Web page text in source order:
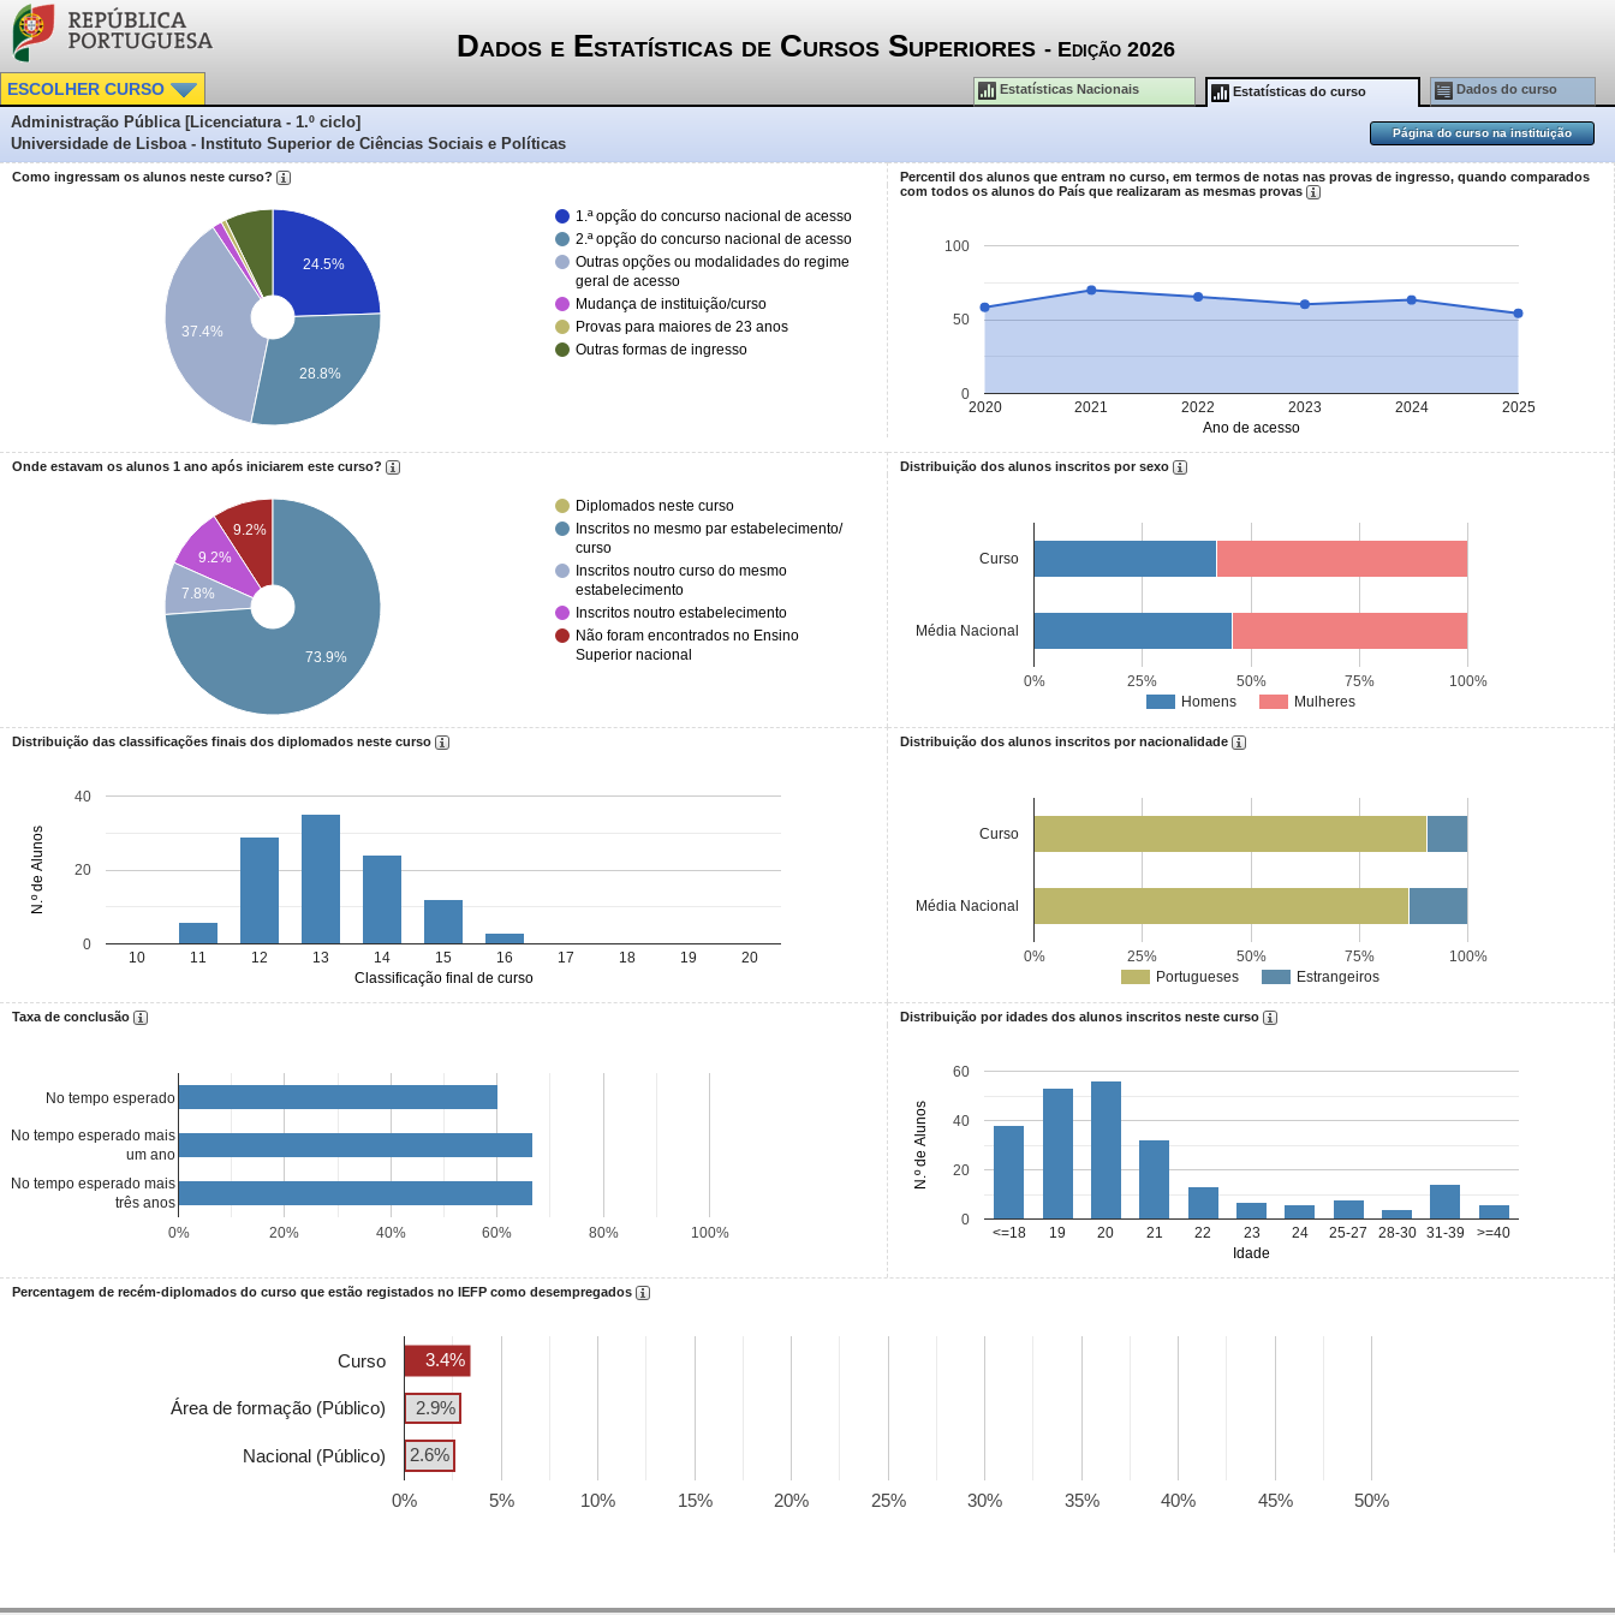
Dados e Estatísticas de Cursos Superiores - Edição 2026
ESCOLHER CURSO Estatísticas Nacionais Estatísticas do curso Dados do curso
Administração Pública [Licenciatura - 1.º ciclo]
Universidade de Lisboa - Instituto Superior de Ciências Sociais e Políticas
Página do curso na instituição
Como ingressam os alunos neste curso?
1.ª opção do concurso nacional de acesso
2.ª opção do concurso nacional de acesso
Outras opções ou modalidades do regime
geral de acesso
Mudança de instituição/curso
Provas para maiores de 23 anos
Outras formas de ingresso
24.5%
37.4%
28.8%
Percentil dos alunos que entram no curso, em termos de notas nas provas de ingresso, quando comparados
com todos os alunos do País que realizaram as mesmas provas
2020 2021 2022 2023 2024 2025
0
50
100
Ano de acesso
Onde estavam os alunos 1 ano após iniciarem este curso?
Diplomados neste curso
Inscritos no mesmo par estabelecimento/
curso
Inscritos noutro curso do mesmo
estabelecimento
Inscritos noutro estabelecimento
Não foram encontrados no Ensino
Superior nacional
9.2%
9.2%
7.8%
73.9%
Distribuição dos alunos inscritos por sexo
Homens Mulheres
0% 25% 50% 75% 100%
Curso
Média Nacional
Distribuição das classificações finais dos diplomados neste curso
10 11 12 13 14 15 16 17 18 19 20
0
20
40
Classificação final de curso
N.º de Alunos
Distribuição dos alunos inscritos por nacionalidade
Portugueses Estrangeiros
0% 25% 50% 75% 100%
Curso
Média Nacional
Taxa de conclusão
0% 20% 40% 60% 80% 100%
No tempo esperado
No tempo esperado mais
um ano
No tempo esperado mais
três anos
Distribuição por idades dos alunos inscritos neste curso
<=18 19 20 21 22 23 24 25-27 28-30 31-39 >=40
0
20
40
60
Idade
N.º de Alunos
Percentagem de recém-diplomados do curso que estão registados no IEFP como desempregados
0% 5% 10% 15% 20% 25% 30% 35% 40% 45% 50%
Curso
Área de formação (Público)
Nacional (Público)
3.4%
2.9%
2.6%